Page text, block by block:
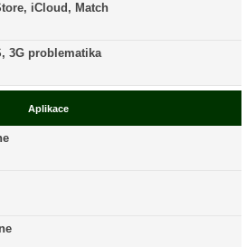
iCloud, Match
3G problematika
Aplikace